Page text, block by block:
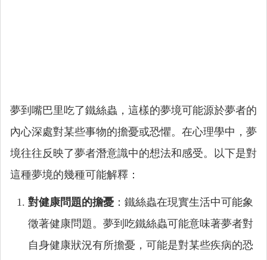
夢到嘴巴里吃了鐵絲蟲，這樣的夢境可能源於夢者的
內心深處對某些事物的擔憂或恐懼。在心理學中，夢
境往往反映了夢者潛意識中的想法和感受。以下是對
這種夢境的幾種可能解釋：
對健康問題的擔憂 ：鐵絲蟲在現實生活中可能象
徵著健康問題。夢到吃鐵絲蟲可能意味著夢者對
自身健康狀況有所擔憂，可能是對某些疾病的恐